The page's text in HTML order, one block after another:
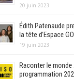
20 juin 2023
Édith Patenaude
la tête d’Espace GO
19 juin 2023
Raconter le
programmation